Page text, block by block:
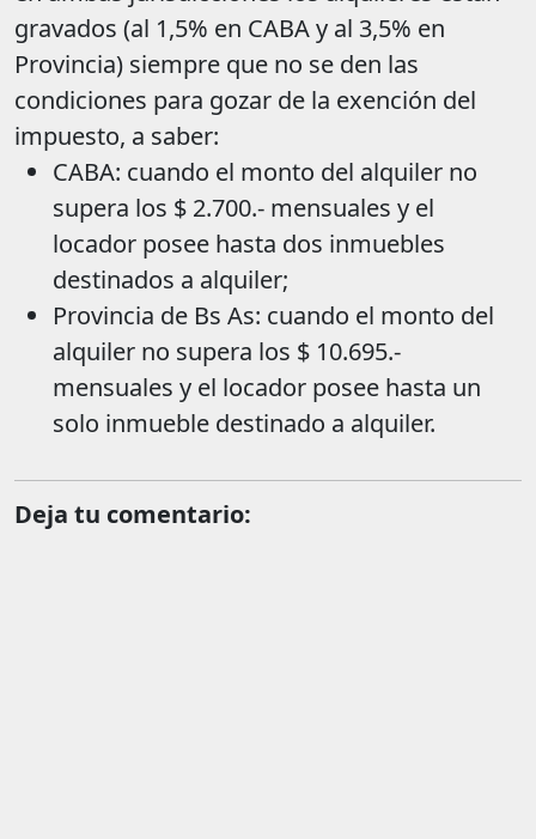
gravados (al 1,5% en CABA y al 3,5% en
Provincia) siempre que no se den las
condiciones para gozar de la exención del
impuesto, a saber:
CABA: cuando el monto del alquiler no
supera los $ 2.700.- mensuales y el
locador posee hasta dos inmuebles
destinados a alquiler;
Provincia de Bs As: cuando el monto del
alquiler no supera los $ 10.695.-
mensuales y el locador posee hasta un
solo inmueble destinado a alquiler.
Deja tu comentario: